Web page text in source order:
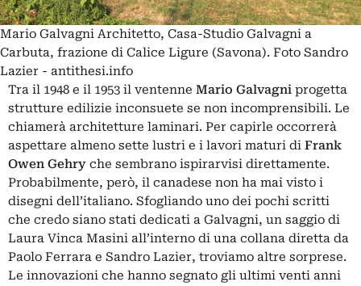
Mario Galvagni Architetto, Casa-Studio Galvagni a
Carbuta, frazione di Calice Ligure (Savona). Foto Sandro
Lazier - antithesi.info
Tra il 1948 e il 1953 il ventenne Mario Galvagni progetta
strutture edilizie inconsuete se non incomprensibili. Le
chiamerà architetture laminari. Per capirle occorrerà
aspettare almeno sette lustri e i lavori maturi di Frank
Owen Gehry che sembrano ispirarvisi direttamente.
Probabilmente, però, il canadese non ha mai visto i
disegni dell’italiano. Sfogliando uno dei pochi scritti
che credo siano stati dedicati a Galvagni, un saggio di
Laura Vinca Masini all’interno di una collana diretta da
Paolo Ferrara e Sandro Lazier, troviamo altre sorprese.
Le innovazioni che hanno segnato gli ultimi venti anni